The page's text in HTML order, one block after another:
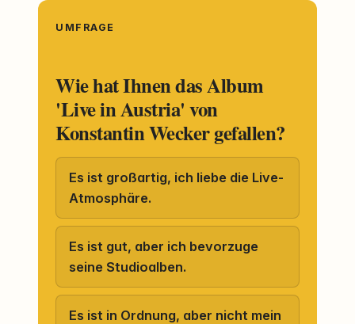
UMFRAGE
Wie hat Ihnen das Album
'Live in Austria' von
Konstantin Wecker gefallen?
Es ist großartig, ich liebe die Live-
Atmosphäre.
Es ist gut, aber ich bevorzuge
seine Studioalben.
Es ist in Ordnung, aber nicht mein